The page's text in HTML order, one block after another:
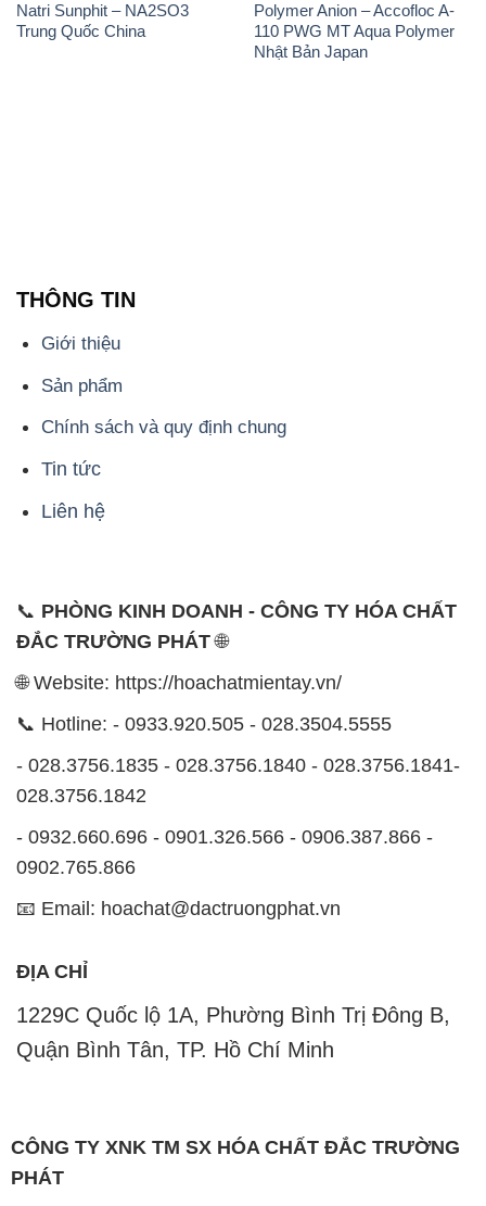
Natri Sunphit – NA2SO3
Trung Quốc China
Polymer Anion – Accofloc A-
110 PWG MT Aqua Polymer
Nhật Bản Japan
THÔNG TIN
Giới thiệu
Sản phẩm
Chính sách và quy định chung
Tin tức
Liên hệ
📞 PHÒNG KINH DOANH - CÔNG TY HÓA CHẤT
ĐẮC TRƯỜNG PHÁT🌐
🌐 Website: https://hoachatmientay.vn/
📞 Hotline: - 0933.920.505 - 028.3504.5555
- 028.3756.1835 - 028.3756.1840 - 028.3756.1841-
028.3756.1842
- 0932.660.696 - 0901.326.566 - 0906.387.866 -
0902.765.866
📧 Email: hoachat@dactruongphat.vn
ĐỊA CHỈ
1229C Quốc lộ 1A, Phường Bình Trị Đông B,
Quận Bình Tân, TP. Hồ Chí Minh
CÔNG TY XNK TM SX HÓA CHẤT ĐẮC TRƯỜNG
PHÁT